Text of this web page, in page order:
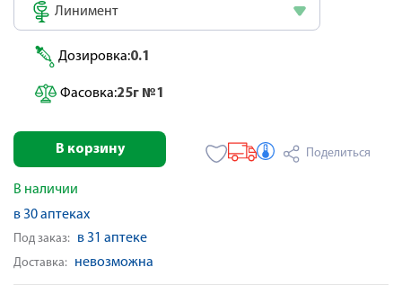
Линимент
Дозировка:0.1
Фасовка:25г №1
В корзину Поделиться
В наличии
в 30 аптеках
Под заказ: в 31 аптеке
Доставка: невозможна